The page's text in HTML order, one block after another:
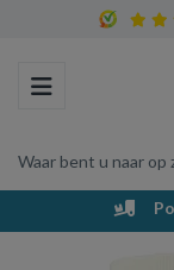
Toggle navigation
Waar bent u naar op